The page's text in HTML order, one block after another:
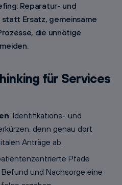
Reparatur- und
Ersatz, gemeinsame
die unnötige
für Services
: Identifikations- und
denn genau dort
Anträge ab.
Pfade
und Nachsorge eine